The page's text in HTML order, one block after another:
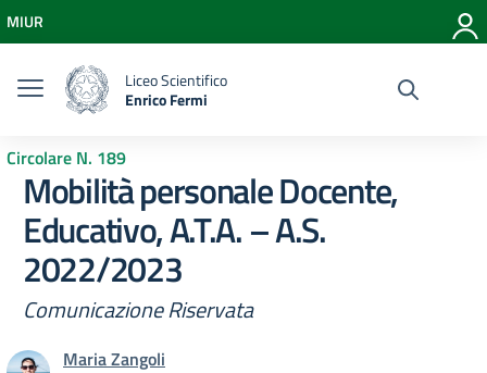
Vai al menu di navigazione
Vai al footer
MIUR
Liceo Scientifico
Enrico Fermi
Circolare N. 189
Mobilità personale Docente,
Educativo, A.T.A. – A.S.
2022/2023
Comunicazione Riservata
Maria Zangoli